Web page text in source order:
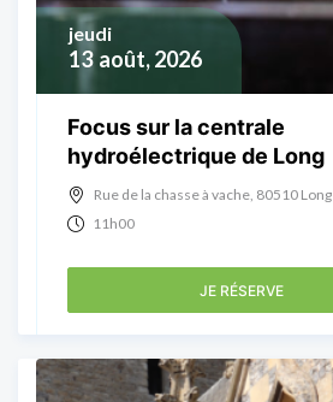
13 août, 2026
jeudi
Focus sur la centrale
hydroélectrique de Long
Rue de la chasse à vache, 80510 Long
11h00
JE RÉSERVE